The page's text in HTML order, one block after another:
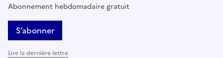
Abonnement hebdomadaire gratuit
S’abonner
Lire la dernière lettre